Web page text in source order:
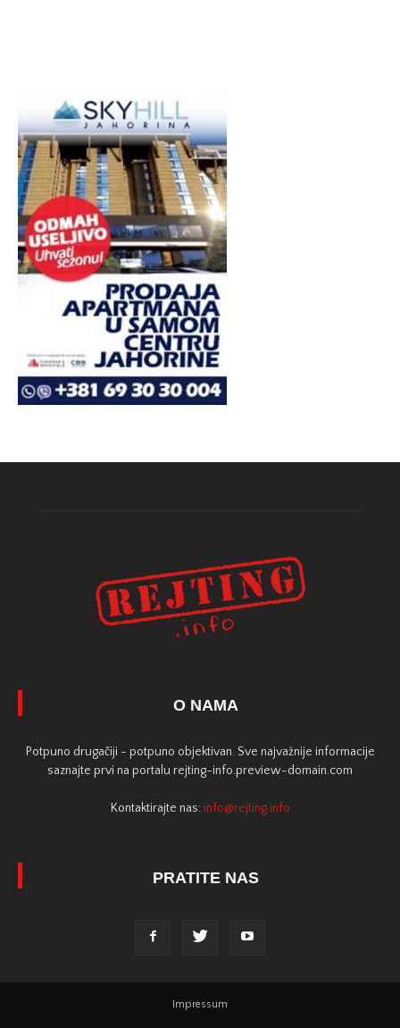
O NAMA
Potpuno drugačiji - potpuno objektivan. Sve najvažnije informacije
saznajte prvi na portalu rejting-info.preview-domain.com
Kontaktirajte nas: info@rejting.info
PRATITE NAS
Impressum